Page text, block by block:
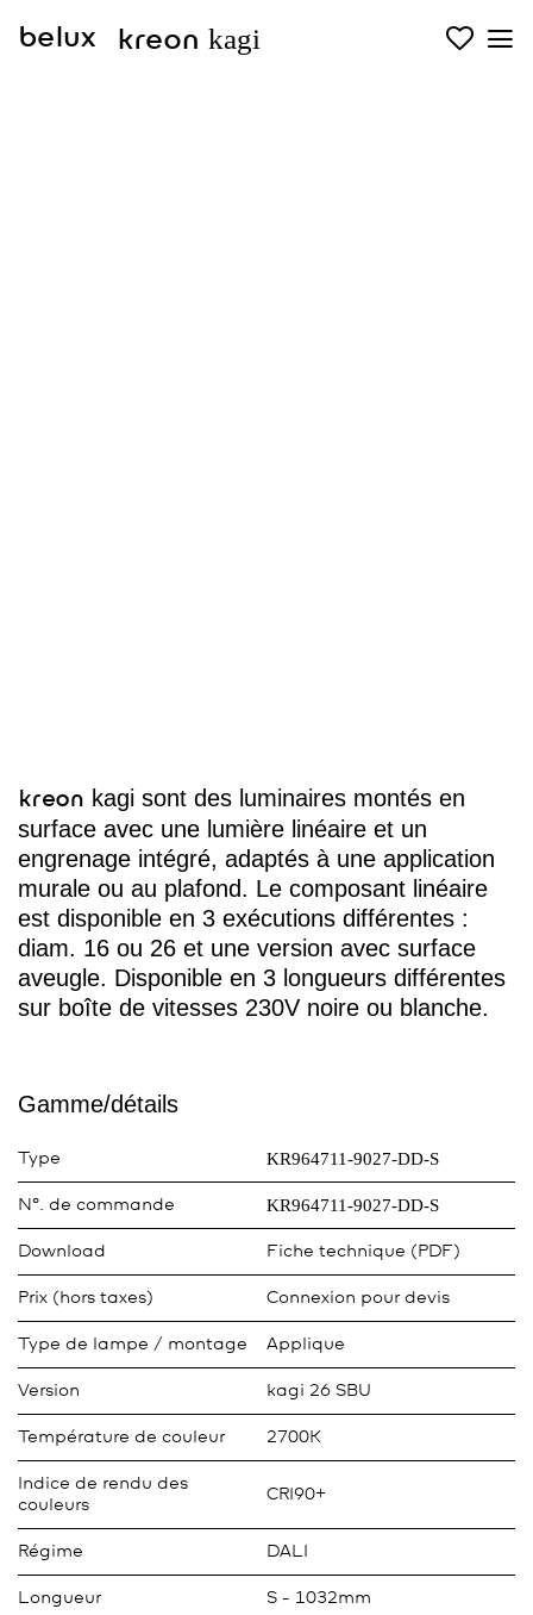
belux kreon kagi
kreon kagi sont des luminaires montés en
surface avec une lumière linéaire et un
engrenage intégré, adaptés à une application
murale ou au plafond. Le composant linéaire
est disponible en 3 exécutions différentes :
diam. 16 ou 26 et une version avec surface
aveugle. Disponible en 3 longueurs différentes
sur boîte de vitesses 230V noire ou blanche.
Gamme/détails
Type KR964711-9027-DD-S
N°. de commande KR964711-9027-DD-S
Download Fiche technique (PDF)
Prix (hors taxes) Connexion pour devis
Type de lampe / montage Applique
Version kagi 26 SBU
Température de couleur 2700K
Indice de rendu des
couleurs
CRI90+
Régime DALI
Longueur S - 1032mm